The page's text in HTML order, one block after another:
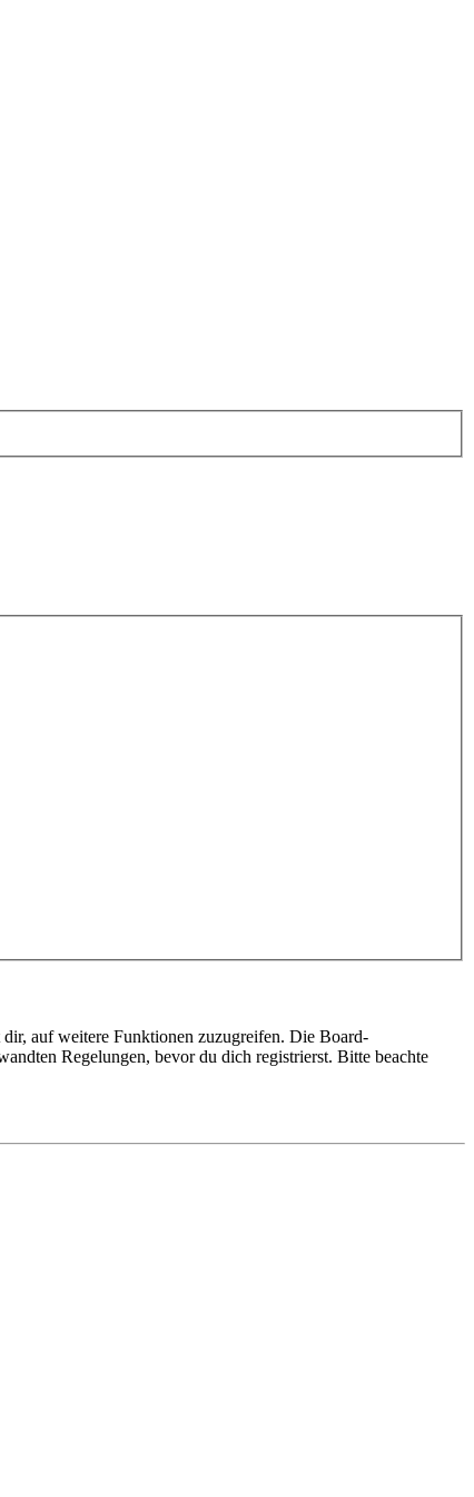
auf weitere Funktionen zuzugreifen. Die Board-
Regelungen, bevor du dich registrierst. Bitte beachte